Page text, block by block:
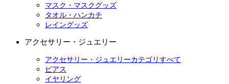
マスク・マスクグッズ
タオル・ハンカチ
レイングッズ
アクセサリー・ジュエリー
アクセサリー・ジュエリーカテゴリすべて
ピアス
イヤリング